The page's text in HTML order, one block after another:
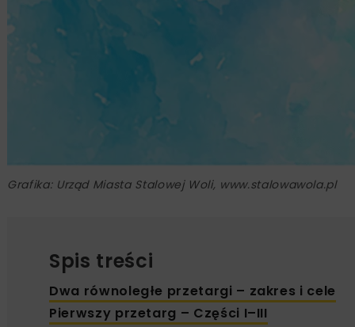
Grafika: Urząd Miasta Stalowej Woli, www.stalowawola.pl
Spis treści
Dwa równoległe przetargi – zakres i cele
Pierwszy przetarg – Części I–III